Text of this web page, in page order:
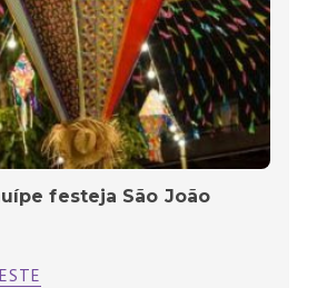
festeja São João